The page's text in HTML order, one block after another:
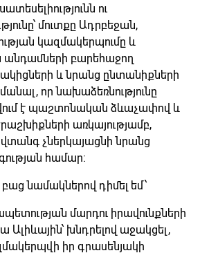
ու
մուտքը Ադրբեջան,
կազմակերպումը և
բարեհաջող
և նրանց ընտանիքների
որ նախաձեռնությունը
է պաշտոնական ձևաչափով և
առկայությամբ,
չներկայացնի նրանց
համար։
նամակներով դիմել եմ՝
մարդու իրավունքների
խնդրելով աջակցել,
իր գրասենյակի